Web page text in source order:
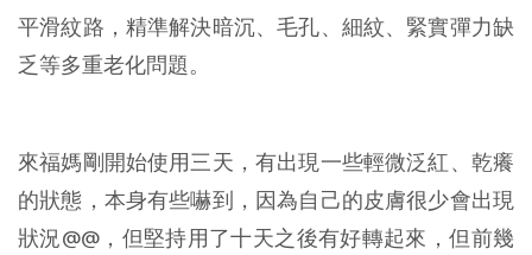
平滑紋路，精準解決暗沉、毛孔、細紋、緊實彈力缺
乏等多重老化問題。
來福媽剛開始使用三天，有出現一些輕微泛紅、乾癢
的狀態，本身有些嚇到，因為自己的皮膚很少會出現
狀況@@，但堅持用了十天之後有好轉起來，但前幾